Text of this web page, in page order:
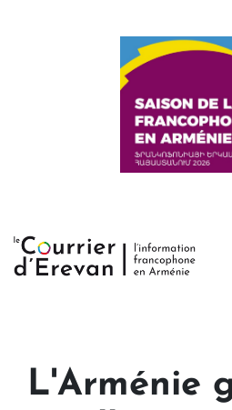
L'Arménie